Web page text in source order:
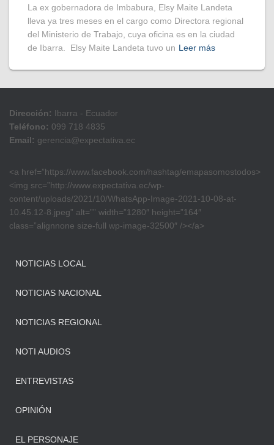
La ex gobernadora de Imbabura, Elsy Maite Landeta
lleva ya tres meses en el cargo como Directora regional
del Ministerio de Trabajo, cuya oficina es en la ciudad
de Ibarra. Elsy Maite Landeta tuvo un Leer más
Dirección: Ibarra - Ecuador
Teléfono: 099 718 4835
Email: gerencia@expectativa.ec
<a href=”https://www.facebook.com/hashtag/emapasomostodos>
<img src=”http://www.expectativa.ec/wp-
content/uploads/2021/10/WhatsApp-Image-2021-10-08-at-
10.45.12-8.jpeg” alt=”” width=”1280″ height=”164″
class=”alignnone size-full wp-image-32500″ /></a>
NOTICIAS LOCAL
NOTICIAS NACIONAL
NOTICIAS REGIONAL
NOTI AUDIOS
ENTREVISTAS
OPINIÓN
EL PERSONAJE